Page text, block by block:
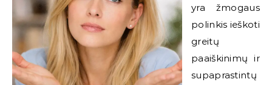
yra žmogaus
polinkis ieškoti
greitų
paaiškinimų ir
supaprastintų